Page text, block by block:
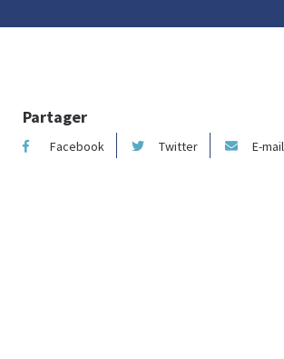
Partager
Facebook Twitter E-mail